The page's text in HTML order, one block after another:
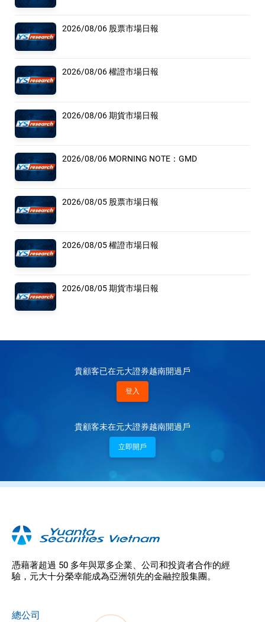
2026/08/06 股票市場日報
2026/08/06 權證市場日報
2026/08/06 期貨市場日報
2026/08/06 MORNING NOTE：GMD
2026/08/05 股票市場日報
2026/08/05 權證市場日報
2026/08/05 期貨市場日報
貴顧客已在元大證券越南開過戶
登入
貴顧客未在元大證券越南開過戶
立即開戶
憑藉著超過 50 多年與眾多企業、公司和投資者合作的經
驗，元大十分榮幸能成為亞洲領先的金融控股集團。
總公司